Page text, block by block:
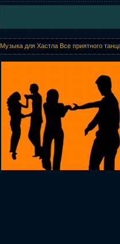
Музыка для Хастла Все приятного